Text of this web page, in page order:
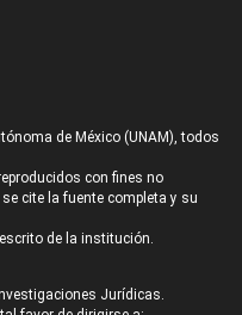
de México (UNAM), todos
con fines no
cite la fuente completa y su
de la institución.
Jurídicas.